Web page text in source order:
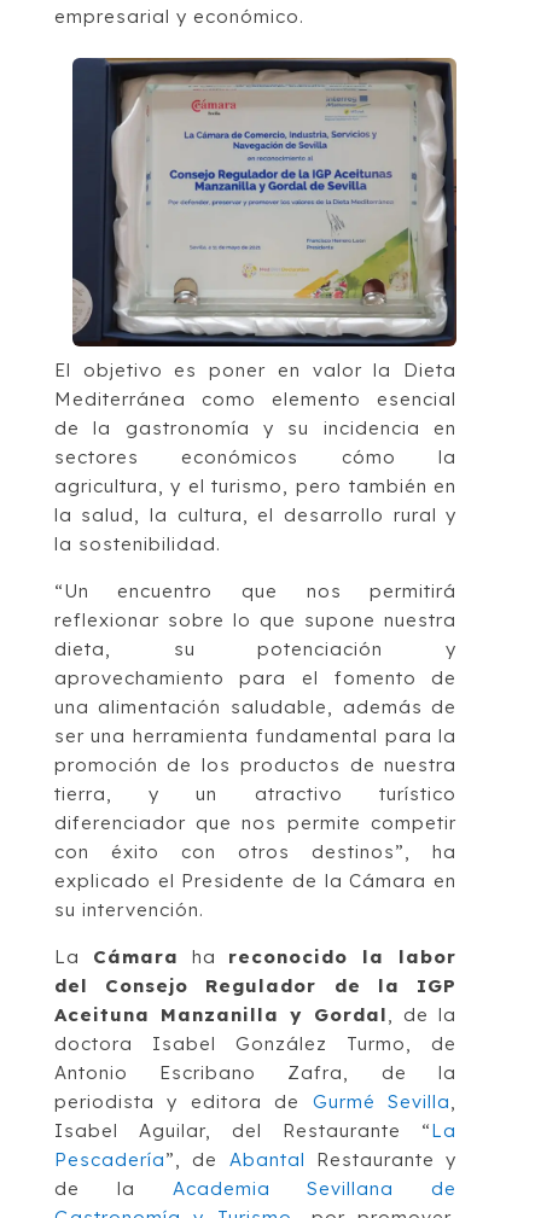
empresarial y económico.
El objetivo es poner en valor la Dieta
Mediterránea como elemento esencial
de la gastronomía y su incidencia en
sectores económicos cómo la
agricultura, y el turismo, pero también en
la salud, la cultura, el desarrollo rural y
la sostenibilidad.
“Un encuentro que nos permitirá
reflexionar sobre lo que supone nuestra
dieta, su potenciación y
aprovechamiento para el fomento de
una alimentación saludable, además de
ser una herramienta fundamental para la
promoción de los productos de nuestra
tierra, y un atractivo turístico
diferenciador que nos permite competir
con éxito con otros destinos”, ha
explicado el Presidente de la Cámara en
su intervención.
La Cámara ha reconocido la labor
del Consejo Regulador de la IGP
Aceituna Manzanilla y Gordal , de la
doctora Isabel González Turmo, de
Antonio Escribano Zafra, de la
periodista y editora de Gurmé Sevilla
Isabel Aguilar, del Restaurante “La
Pescadería”, de Abantal Restaurante y
de la Academia Sevillana de